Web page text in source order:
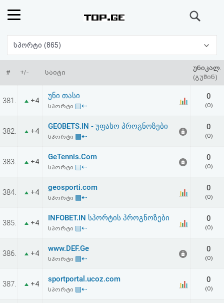
რეიტინგი
(მთავარი)
ფოსტა
პასუხი
ავტორიზაცია
რეგისტრაცია
პაროლის
აღდგენა
HTML
სპორტი (865)
# +/- საიტი
უნიკალ.
(გუშინ)
381. +4
უნი თასი
სპორტი ▤⇠
0
(0)
382. +4
GEOBETS.IN - უფასო პროგნოზები
სპორტი ▤⇠
0
(0)
383. +4
GeTennis.Com
სპორტი ▤⇠
0
(0)
384. +4
geosporti.com
სპორტი ▤⇠
0
(0)
385. +4
INFOBET.IN სპორტის პროგნოზები
სპორტი ▤⇠
0
(0)
386. +4
www.DEF.Ge
სპორტი ▤⇠
0
(0)
387. +4
sportportal.ucoz.com
სპორტი ▤⇠
0
(0)